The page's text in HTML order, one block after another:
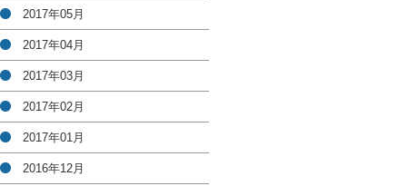
2017年05月
2017年04月
2017年03月
2017年02月
2017年01月
2016年12月